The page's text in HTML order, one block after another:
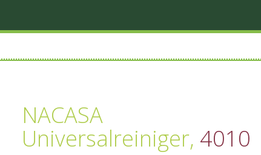
NACASA
Universalreiniger, 4010